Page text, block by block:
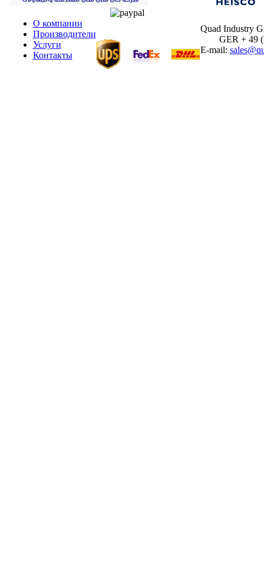
О компании
Производители
Услуги
Контакты
Quad Industry
GER + 49
E-mail: